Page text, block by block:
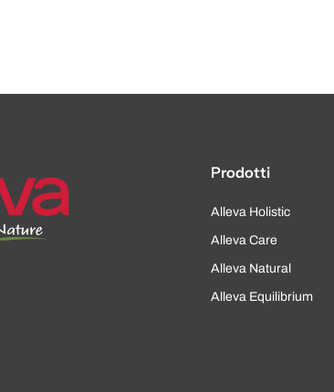
Prodotti
Alleva Holistic
Alleva Care
Alleva Natural
Alleva Equilibrium